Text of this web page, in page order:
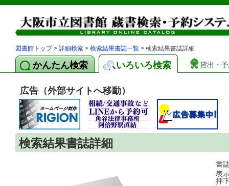
図書館トップ> 詳細検索 > 検索結果書誌一覧 > 検索結果書誌詳細
かんたん検索 いろいろ検索 貸出・
広告（外部サイトへ移動）
検索結果書誌詳細
書
表
押